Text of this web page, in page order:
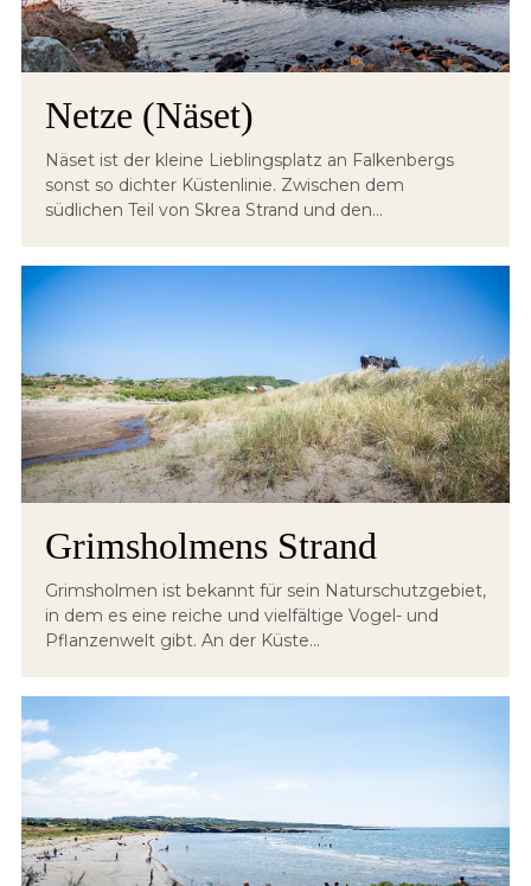
Netze (Näset)
Näset ist der kleine Lieblingsplatz an Falkenbergs
sonst so dichter Küstenlinie. Zwischen dem
südlichen Teil von Skrea Strand und den...
Grimsholmens Strand
Grimsholmen ist bekannt für sein Naturschutzgebiet,
in dem es eine reiche und vielfältige Vogel- und
Pflanzenwelt gibt. An der Küste...